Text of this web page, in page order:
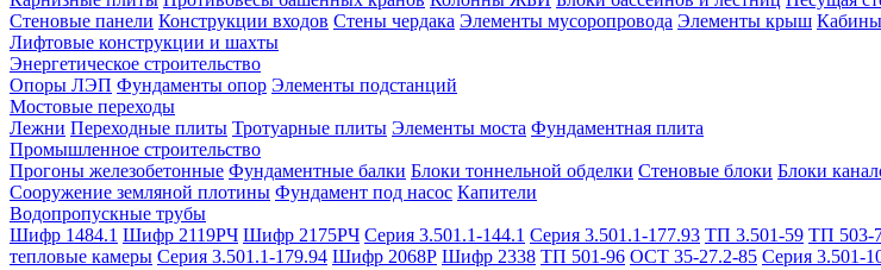
Стеновые панели Конструкции входов Стены чердака Элементы мусоропровода Элементы крыш Кабины
Лифтовые конструкции и шахты
Энергетическое строительство
Опоры ЛЭП Фундаменты опор Элементы подстанций
Мостовые переходы
Лежни Переходные плиты Тротуарные плиты Элементы моста Фундаментная плита
Промышленное строительство
Прогоны железобетонные Фундаментные балки Блоки тоннельной обделки Стеновые блоки Блоки
Сооружение земляной плотины Фундамент под насос Капители
Водопропускные трубы
Шифр 1484.1 Шифр 2119РЧ Шифр 2175РЧ Серия 3.501.1-144.1 Серия 3.501.1-177.93 ТП 3.501-59 ТП 503-
тепловые камеры Серия 3.501.1-179.94 Шифр 2068Р Шифр 2338 ТП 501-96 ОСТ 35-27.2-85 Серия 3.501-